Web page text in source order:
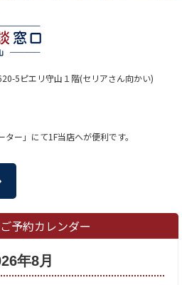
5ピエリ守山１階(セリアさん向かい)
ー」にて1F当店へが便利です。
予約カレンダー
年8月